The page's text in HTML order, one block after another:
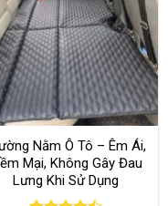
Nằm Ô Tô – Êm Ái,
Mại, Không Gây Đau
Lưng Khi Sử Dụng